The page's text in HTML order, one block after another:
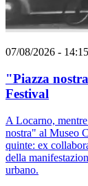
07/08/2026 - 14:15
"Piazza
Festival
A Locarno,
nostra" al Museo
quinte: ex
della
urbano.